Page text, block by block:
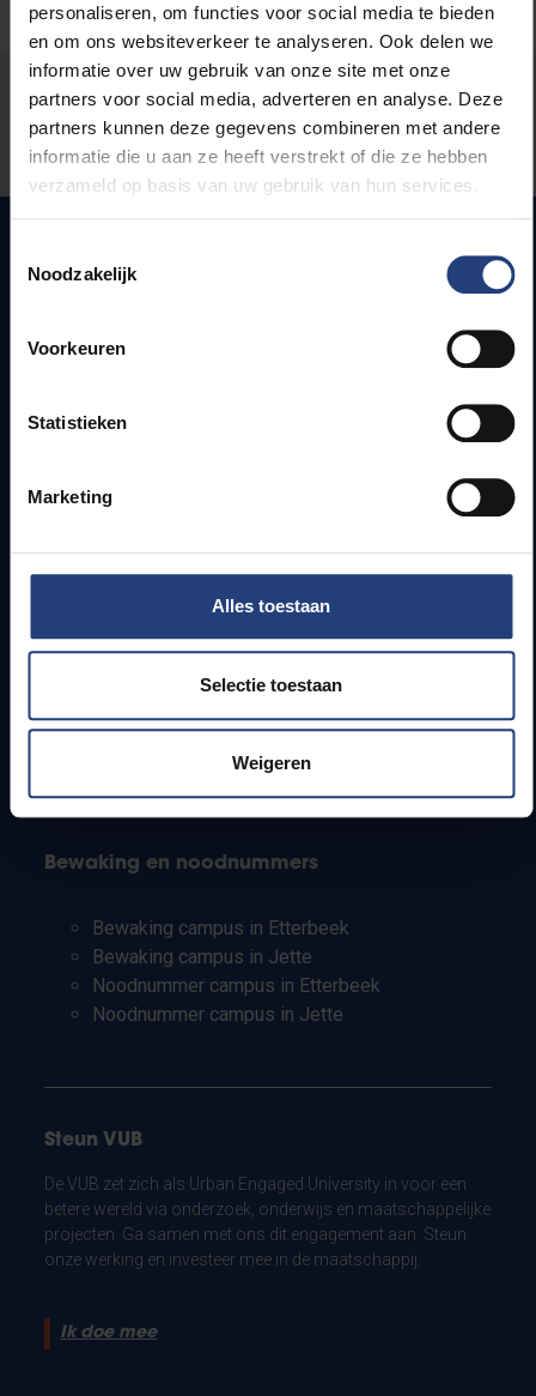
personaliseren, om functies voor social media te bieden
en om ons websiteverkeer te analyseren. Ook delen we
informatie over uw gebruik van onze site met onze
partners voor social media, adverteren en analyse. Deze
partners kunnen deze gegevens combineren met andere
informatie die u aan ze heeft verstrekt of die ze hebben
verzameld op basis van uw gebruik van hun services.
Noodzakelijk
Voorkeuren
Statistieken
Marketing
Alles toestaan
Selectie toestaan
Weigeren
Stond er een fout op deze pagina?
Laat het ons weten
Webmail
Lesroosters
Campusfaciliteiten
Studenten
PhD-studenten
Internationale studenten
Bewaking en noodnummers
Bewaking campus in Etterbeek
Bewaking campus in Jette
Noodnummer campus in Etterbeek
Noodnummer campus in Jette
Steun VUB
De VUB zet zich als Urban Engaged University in voor een
betere wereld via onderzoek, onderwijs en maatschappelijke
projecten. Ga samen met ons dit engagement aan. Steun
onze werking en investeer mee in de maatschappij.
Ik doe mee